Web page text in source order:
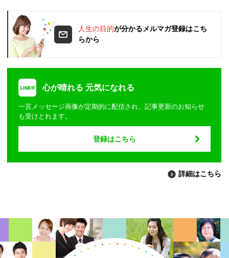
人生の目的が分かるメルマガ登録はこち
らから
心が晴れる 元気になれる
一言メッセージ画像が定期的に配信され、記事更新のお知らせ
も受けとれます。
登録はこちら
詳細はこちら